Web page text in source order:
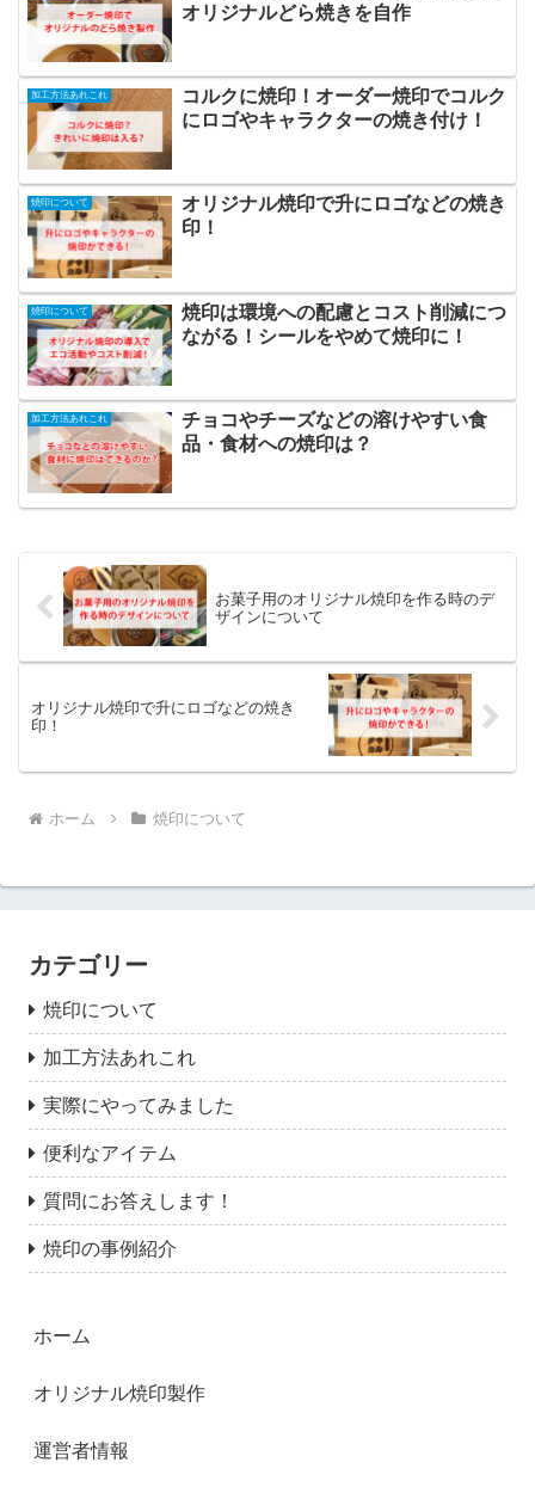
オリジナルどら焼きを自作
加工方法あれこれ
コルクに焼印！オーダー焼印でコルク
にロゴやキャラクターの焼き付け！
焼印について
オリジナル焼印で升にロゴなどの焼き
印！
焼印について
焼印は環境への配慮とコスト削減につ
ながる！シールをやめて焼印に！
加工方法あれこれ
チョコやチーズなどの溶けやすい食
品・食材への焼印は？
お菓子用のオリジナル焼印を作る時のデ
ザインについて
オリジナル焼印で升にロゴなどの焼き
印！
ホーム 焼印について
カテゴリー
焼印について
加工方法あれこれ
実際にやってみました
便利なアイテム
質問にお答えします！
焼印の事例紹介
ホーム
オリジナル焼印製作
運営者情報